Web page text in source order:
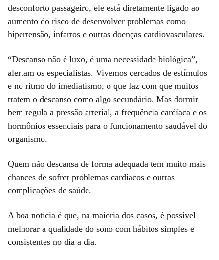
desconforto passageiro, ele está diretamente ligado ao
aumento do risco de desenvolver problemas como
hipertensão, infartos e outras doenças cardiovasculares.
“Descanso não é luxo, é uma necessidade biológica”,
alertam os especialistas. Vivemos cercados de estímulos
e no ritmo do imediatismo, o que faz com que muitos
tratem o descanso como algo secundário. Mas dormir
bem regula a pressão arterial, a frequência cardíaca e os
hormônios essenciais para o funcionamento saudável do
organismo.
Quem não descansa de forma adequada tem muito mais
chances de sofrer problemas cardíacos e outras
complicações de saúde.
A boa notícia é que, na maioria dos casos, é possível
melhorar a qualidade do sono com hábitos simples e
consistentes no dia a dia.